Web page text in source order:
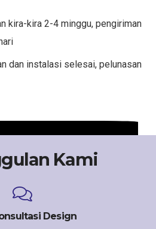
kira-kira 2-4 minggu, pengiriman
dan instalasi selesai, pelunasan
Kami
Design